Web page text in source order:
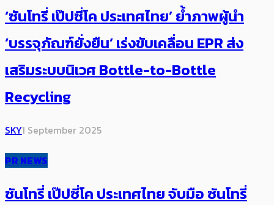
‘ซันโทรี่ เป๊ปซี่โค ประเทศไทย’ ย้ำภาพผู้นำ
‘บรรจุภัณฑ์ยั่งยืน’ เร่งขับเคลื่อน EPR ส่ง
เสริมระบบนิเวศ Bottle-to-Bottle
Recycling
SKY1 September 2025
PR NEWS
ซันโทรี่ เป๊ปซี่โค ประเทศไทย จับมือ ซันโทรี่